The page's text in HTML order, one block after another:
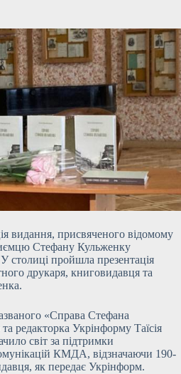
видання, присвяченого відомому
Стефану Кульженку
столиці пройшла презентація
друкаря, книговидавця та
«Справа Стефана
редакторка Укрінформу Таїсія
світ за підтримки
КМДА, відзначаючи 190-
як передає Укрінформ.